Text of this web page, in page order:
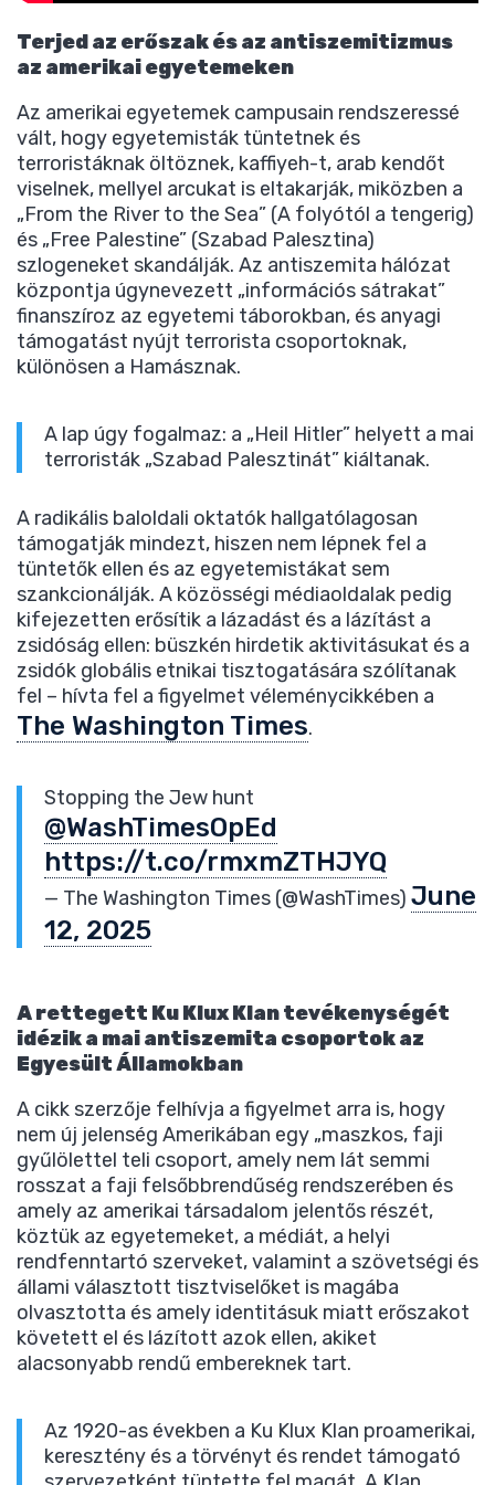
Terjed az erőszak és az antiszemitizmus
az amerikai egyetemeken
Az amerikai egyetemek campusain rendszeressé
vált, hogy egyetemisták tüntetnek és
terroristáknak öltöznek, kaffiyeh-t, arab kendőt
viselnek, mellyel arcukat is eltakarják, miközben a
„From the River to the Sea” (A folyótól a tengerig)
és „Free Palestine” (Szabad Palesztina)
szlogeneket skandálják. Az antiszemita hálózat
központja úgynevezett „információs sátrakat”
finanszíroz az egyetemi táborokban, és anyagi
támogatást nyújt terrorista csoportoknak,
különösen a Hamásznak.
A lap úgy fogalmaz: a „Heil Hitler” helyett a mai
terroristák „Szabad Palesztinát” kiáltanak.
A radikális baloldali oktatók hallgatólagosan
támogatják mindezt, hiszen nem lépnek fel a
tüntetők ellen és az egyetemistákat sem
szankcionálják. A közösségi médiaoldalak pedig
kifejezetten erősítik a lázadást és a lázítást a
zsidóság ellen: büszkén hirdetik aktivitásukat és a
zsidók globális etnikai tisztogatására szólítanak
fel – hívta fel a figyelmet véleménycikkében a
The Washington Times.
Stopping the Jew hunt
@WashTimesOpEd
https://t.co/rmxmZTHJYQ
— The Washington Times (@WashTimes) June
12, 2025
A rettegett Ku Klux Klan tevékenységét
idézik a mai antiszemita csoportok az
Egyesült Államokban
A cikk szerzője felhívja a figyelmet arra is, hogy
nem új jelenség Amerikában egy „maszkos, faji
gyűlölettel teli csoport, amely nem lát semmi
rosszat a faji felsőbbrendűség rendszerében és
amely az amerikai társadalom jelentős részét,
köztük az egyetemeket, a médiát, a helyi
rendfenntartó szerveket, valamint a szövetségi és
állami választott tisztviselőket is magába
olvasztotta és amely identitásuk miatt erőszakot
követett el és lázított azok ellen, akiket
alacsonyabb rendű embereknek tart.
Az 1920-as években a Ku Klux Klan proamerikai,
keresztény és a törvényt és rendet támogató